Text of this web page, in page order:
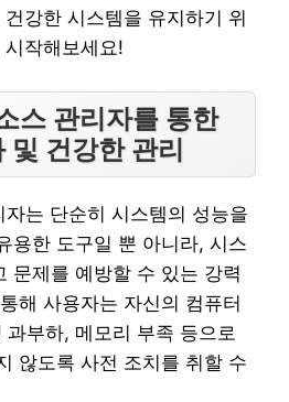
강한 시스템을 유지하기 위
작해보세요!
스 관리자를 통한
및 건강한 관리
자는 단순히 시스템의 성능을
용한 도구일 뿐 아니라, 시스
문제를 예방할 수 있는 강력
해 사용자는 자신의 컴퓨터
부하, 메모리 부족 등으로
않도록 사전 조치를 취할 수